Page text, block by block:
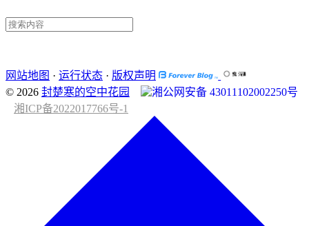
站内搜索
网站地图 · 运行状态 · 版权声明
© 2026 封楚寒的空中花园
湘公网安备 43011102002250号
湘ICP备2022017766号-1